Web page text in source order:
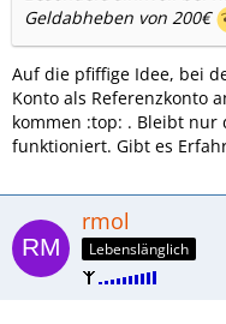
Geldabheben von 200€
Auf die pfiffige Idee, bei
Konto als Referenzkonto
kommen :top: . Bleibt nur
funktioniert. Gibt es
rmol
Lebenslänglich